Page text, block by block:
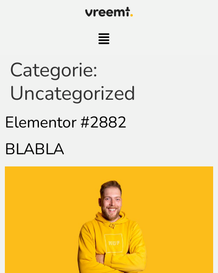
Categorie:
Uncategorized
Elementor #2882
BLABLA